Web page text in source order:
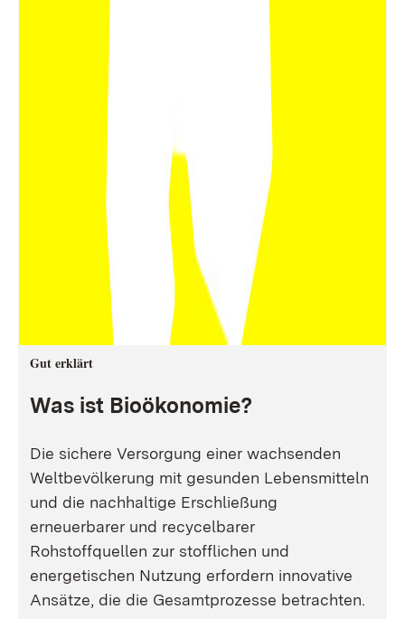
Gut erklärt
Was ist Bioökonomie?
Die sichere Versorgung einer wachsenden
Weltbevölkerung mit gesunden Lebensmitteln
und die nachhaltige Erschließung
erneuerbarer und recycelbarer
Rohstoffquellen zur stofflichen und
energetischen Nutzung erfordern innovative
Ansätze, die die Gesamtprozesse betrachten.